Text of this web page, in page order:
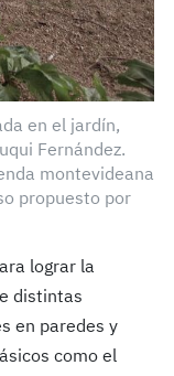
en el jardín,
Fernández.
montevideana
propuesto por
lograr la
distintas
en paredes y
como el